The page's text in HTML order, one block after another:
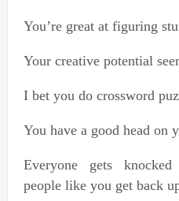
You’re great at figuring
Your creative potential
I bet you do crossword
You have a good head on
Everyone gets
people like you get back